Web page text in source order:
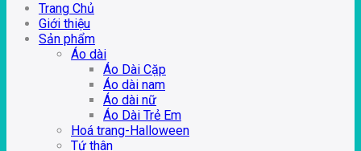
Trang Chủ
Giới thiệu
Sản phẩm
Áo dài
Áo Dài Cặp
Áo dài nam
Áo dài nữ
Áo Dài Trẻ Em
Hoá trang-Halloween
Tứ thân